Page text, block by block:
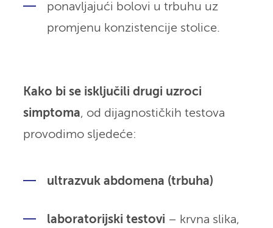
ponavljajući bolovi u trbuhu uz
promjenu konzistencije stolice.
Kako bi se isključili drugi uzroci
simptoma, od dijagnostičkih testova
provodimo sljedeće:
ultrazvuk abdomena (trbuha)
laboratorijski testovi – krvna slika,